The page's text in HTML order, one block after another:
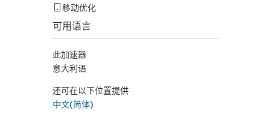
移动优化
可用语言
此加速器
意大利语
还可在以下位置提供
中文(简体)